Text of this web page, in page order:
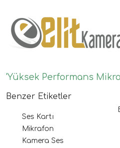
'Yüksek Performans
Benzer Etiketler
Ses Kartı
Mikrafon
Kamera Ses